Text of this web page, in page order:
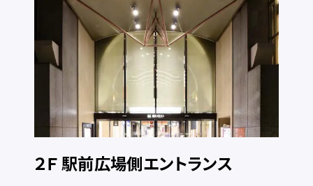
２Ｆ 駅前広場側エントランス